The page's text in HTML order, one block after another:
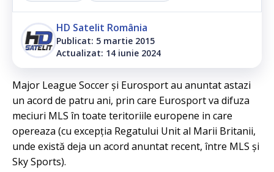
HD Satelit România
Publicat: 5 martie 2015
Actualizat: 14 iunie 2024
Major League Soccer și Eurosport au anuntat astazi
un acord de patru ani, prin care Eurosport va difuza
meciuri MLS în toate teritoriile europene in care
opereaza (cu excepția Regatului Unit al Marii Britanii,
unde există deja un acord anuntat recent, între MLS și
Sky Sports).